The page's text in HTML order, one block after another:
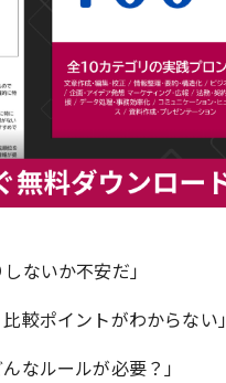
ないか不安だ」
較ポイントがわからない」
なルールが必要？」